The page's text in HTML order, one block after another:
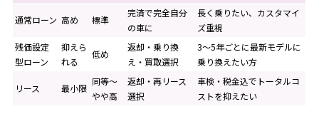
通常ローン 高め 標準
完済で完全自分
の車に
長く乗りたい、カスタマイ
ズ重視
残価設定
型ローン
抑えら
れる
低め
返却・乗り換
え・買取選択
3～5年ごとに最新モデルに
乗り換えたい方
リース 最小限
同等～
やや高
返却・再リース
選択
車検・税金込でトータルコ
ストを抑えたい